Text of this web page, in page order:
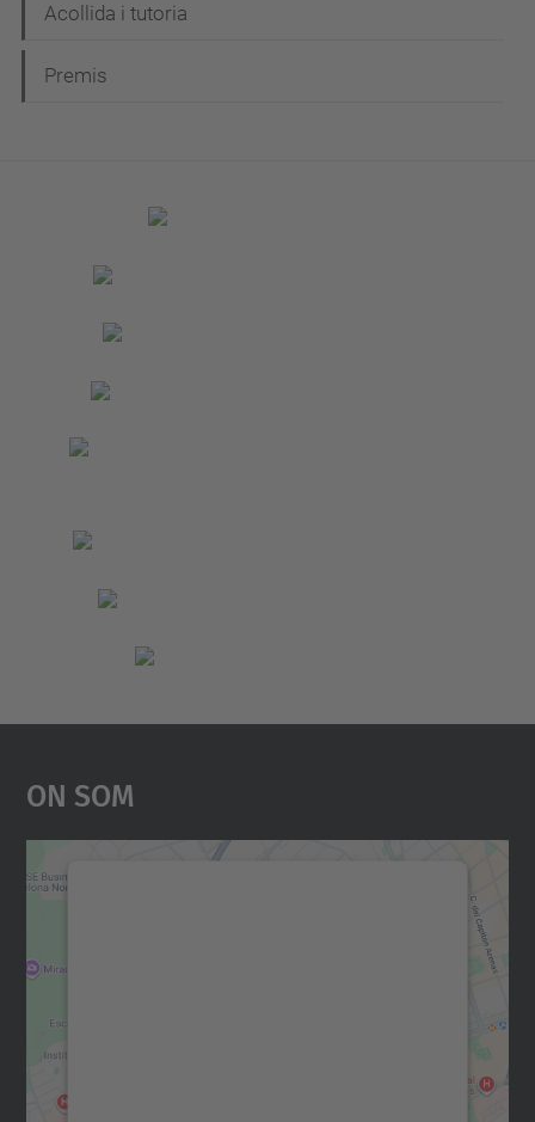
Acollida i tutoria
Premis
On Som